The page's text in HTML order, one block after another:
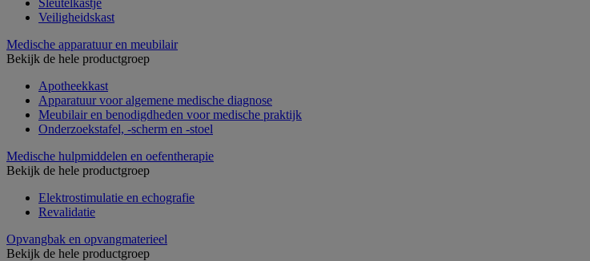
Veiligheidskast
Medische apparatuur en meubilair
Bekijk de hele productgroep
Apotheekkast
Apparatuur voor algemene medische diagnose
Meubilair en benodigdheden voor medische praktijk
Onderzoekstafel, -scherm en -stoel
Medische hulpmiddelen en oefentherapie
Bekijk de hele productgroep
Elektrostimulatie en echografie
Revalidatie
Opvangbak en opvangmaterieel
Bekijk de hele productgroep